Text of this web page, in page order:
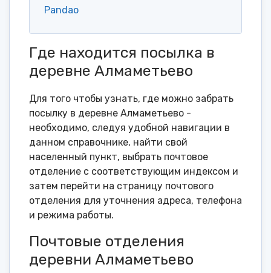
Pandao
Где находится посылка в
деревне Алмаметьево
Для того чтобы узнать, где можно забрать
посылку в деревне Алмаметьево -
необходимо, следуя удобной навигации в
данном справочнике, найти свой
населенный пункт, выбрать почтовое
отделение с соответствующим индексом и
затем перейти на страницу почтового
отделения для уточнения адреса, телефона
и режима работы.
Почтовые отделения
деревни Алмаметьево